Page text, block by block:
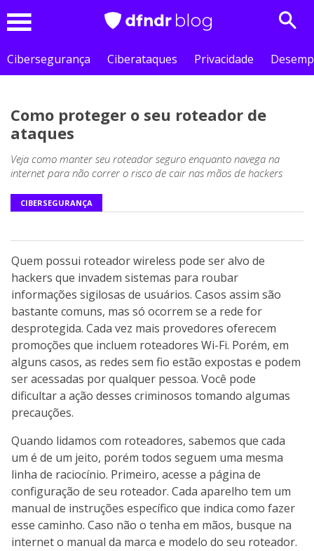
Cibersegurança
Ciberataques Privacidade
Como proteger o seu roteador de
ataques
Veja como manter seu roteador seguro enquanto navega na
internet para não correr o risco de cair nas mãos de hackers
CIBERSEGURANÇA
Quem possui roteador wireless pode ser alvo de
hackers que invadem sistemas para roubar
informações sigilosas de usuários. Casos assim são
bastante comuns, mas só ocorrem se a rede for
desprotegida. Cada vez mais provedores oferecem
promoções que incluem roteadores Wi-Fi. Porém, em
alguns casos, as redes sem fio estão expostas e podem
ser acessadas por qualquer pessoa. Você pode
dificultar a ação desses criminosos tomando algumas
precauções.
Quando lidamos com roteadores, sabemos que cada
um é de um jeito, porém todos seguem uma mesma
linha de raciocínio. Primeiro, acesse a página de
configuração de seu roteador. Cada aparelho tem um
manual de instruções específico que indica como fazer
esse caminho. Caso não o tenha em mãos, busque na
internet o manual da marca e modelo do seu roteador.